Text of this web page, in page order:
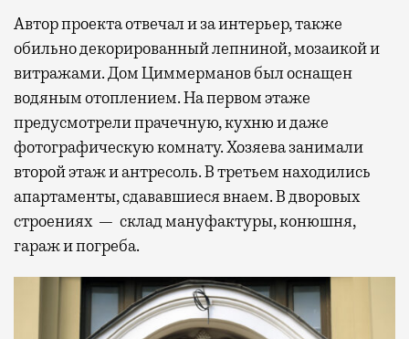
Автор проекта отвечал и за интерьер, также
обильно декорированный лепниной, мозаикой и
витражами. Дом Циммерманов был оснащен
водяным отоплением. На первом этаже
предусмотрели прачечную, кухню и даже
фотографическую комнату. Хозяева занимали
второй этаж и антресоль. В третьем находились
апартаменты, сдававшиеся внаем. В дворовых
строениях — склад мануфактуры, конюшня,
гараж и погреба.